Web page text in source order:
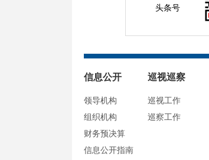
头条号
信息公开
领导机构
组织机构
财务预决算
信息公开指南
巡视巡察
巡视工作
巡察工作